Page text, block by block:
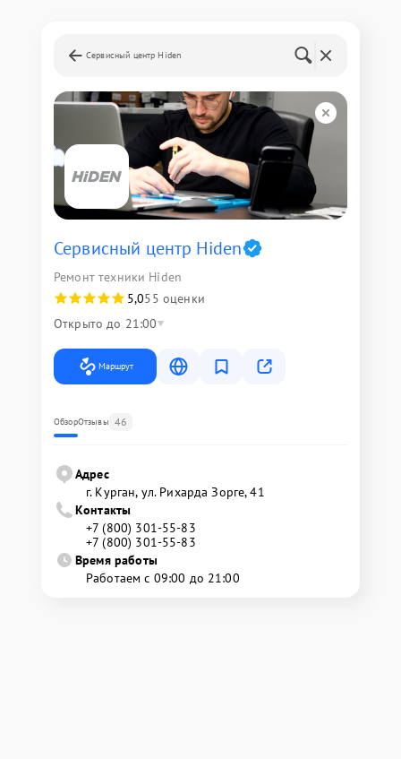
Сервисный центр Hiden
Сервисный центр Hiden
Ремонт техники Hiden
5,055 оценки
Открыто до 21:00
Маршрут
ОбзорОтзывы 46
Адрес
г. Курган, ул. Рихарда Зорге, 41
Контакты
+7 (800) 301-55-83
+7 (800) 301-55-83
Время работы
Работаем с 09:00 до 21:00